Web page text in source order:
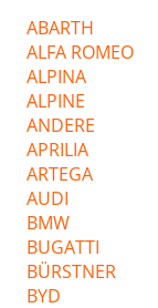
ABARTH
ALFA ROMEO
ALPINA
ALPINE
ANDERE
APRILIA
ARTEGA
AUDI
BMW
BUGATTI
BÜRSTNER
BYD